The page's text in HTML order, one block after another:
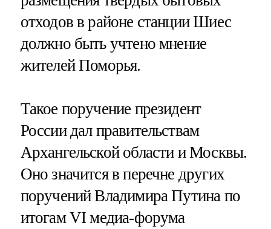
отходов в районе станции Шиес
должно быть учтено мнение
жителей Поморья.
Такое поручение президент
России дал правительствам
Архангельской области и Москвы.
Оно значится в перечне других
поручений Владимира Путина по
итогам VI медиа-форума